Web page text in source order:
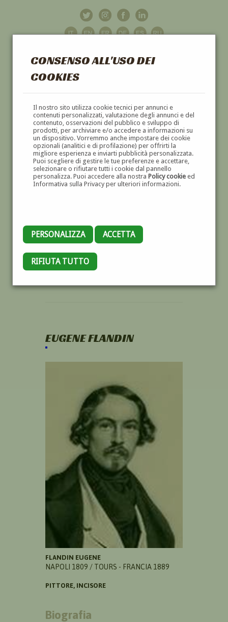
CONSENSO ALL'USO DEI
COOKIES
Il nostro sito utilizza cookie tecnici per annunci e
contenuti personalizzati, valutazione degli annunci e del
contenuto, osservazioni del pubblico e sviluppo di
prodotti, per archiviare e/o accedere a informazioni su
un dispositivo. Vorremmo anche impostare dei cookie
opzionali (analitici e di profilazione) per offrirti la
migliore esperienza e inviarti pubblicità personalizzata.
Puoi scegliere di gestire le tue preferenze e accettare,
selezionare o rifiutare tutti i cookie dal pannello
personalizza. Puoi accedere alla nostra Policy cookieed
Informativa sulla Privacy per ulteriori informazioni.
PERSONALIZZA ACCETTA
RIFIUTA TUTTO
GALLERIAD'ARTE
DIPINTI E SCULTURE '800 E '900
EUGENE FLANDIN
FLANDIN EUGENE
NAPOLI 1809 / TOURS - FRANCIA 1889
PITTORE, INCISORE
Biografia